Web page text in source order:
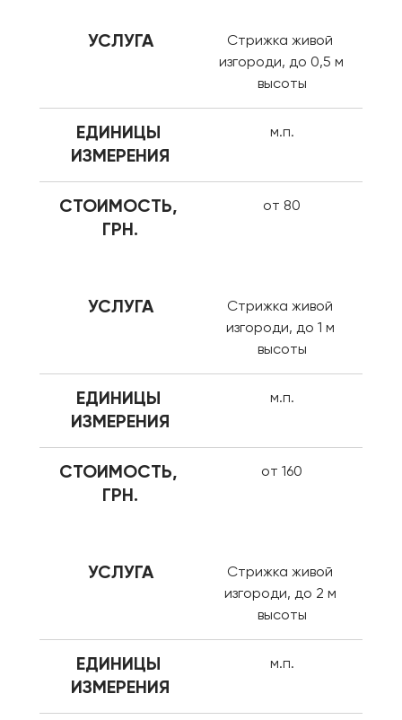
УСЛУГА
Стрижка живой
изгороди, до 0,5 м
высоты
ЕДИНИЦЫ
ИЗМЕРЕНИЯ
м.п.
СТОИМОСТЬ,
ГРН.
от 80
УСЛУГА
Стрижка живой
изгороди, до 1 м
высоты
ЕДИНИЦЫ
ИЗМЕРЕНИЯ
м.п.
СТОИМОСТЬ,
ГРН.
от 160
УСЛУГА
Стрижка живой
изгороди, до 2 м
высоты
ЕДИНИЦЫ
ИЗМЕРЕНИЯ
м.п.